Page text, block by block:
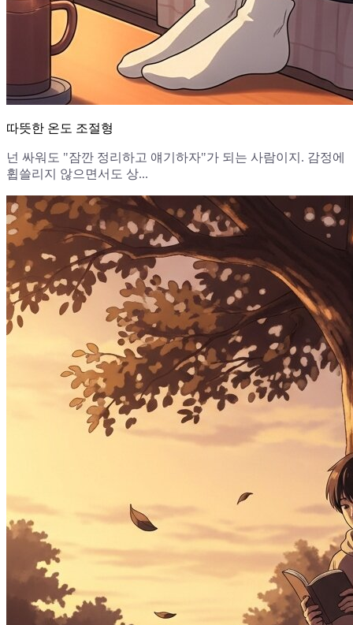
따뜻한 온도 조절형
넌 싸워도 "잠깐 정리하고 얘기하자"가 되는 사람이지. 감정에
휩쓸리지 않으면서도 상...